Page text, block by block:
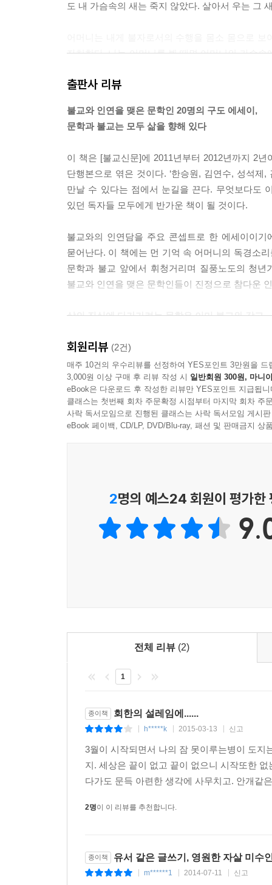
도 내 가슴속의 새는 죽지 않았다. 살아서 우는 그
자처한다. 나는 어머니를 뵐 때면 어머니의 가슴
알고 있지 못하다. 서울에서 부산까지 이르는 길
부산에 이를 수 없다는 사실을 안다는 것이다. ---
불교는 종교이며 철학이기 이전에 내가 괴로움에
다. 그뿐만이 아니다. 『반야심경』을 통해 마음
5
닦아 드리는데 이상한 기운이 다가왔다. 누군가
p.143
세상을 살아가면서 부딪치는 모든 만남과 헤어짐
는 성년이 된 후에야 비로소 깨우쳤지만 그때 그
다. --- p.198
신 교수는 초파일날 절에서 스님과 어른들 틈에
“어린 아이가 비빔밥 한 숟가락씩 어른들 입에 넣
웃음꽃이 피었죠. 아마 제 ‘마음속 절’도 그 시절부
출판사 리뷰
불교와 인연을 맺은 문학인 20명의 구도 에세이,
문학과 불교는 모두 삶을 향해 있다
이 책은 [불교신문]에 2011년부터 2012년까지 2
단행본으로 엮은 것이다. ‘한승원, 김연수, 성석
만날 수 있다는 점에서 눈길을 끈다. 무엇보다도
있던 독자들 모두에게 반가운 책이 될 것이다.
불교와의 인연담을 주요 콘셉트로 한 에세이이
묻어난다. 이 책에는 먼 기억 속 어머니의 독경소
문학과 불교 앞에서 휘청거리며 질풍노도의 청
불교와 인연을 맺은 문학인들이 진정으로 참다운
삶의 진실에 다가가려는 문학은 이미 불교와 같고
불교는 스스로 이해하고 깨우치는 종교이다. 즉,
묻는 사람들은 불교를 깊이 있게 알고자 했다. 특
같은 불교, 불교 같은 문학은 휘황찬란해서 손에
문학인들에게 진리에 맞닿은 미지의 세계인 것이다.
회원리뷰 (2건)
매주 10건의 우수리뷰를 선정하여 YES포인트 3만원을 드
3,000원 이상 구매 후 리뷰 작성 시 일반회원 300원, 마니
eBook은 다운로드 후 작성한 리뷰만 YES포인트 지급됩니
클래스는 첫번째 회차 주문확정 시점부터 마지막 회차 주
사락 독서모임으로 진행된 클래스는 사락 독서모임 게시
eBook 페이백, CD/LP, DVD/Blu-ray, 패션 및 판매금지 상
2명의 예스24 회원이 평가한
전체 리뷰 (2)
1
종이책 회한의 설레임에......
h*****k 2015-03-13 신고
3월이 시작되면서 나의 잠 못이루는병이 도지
지. 세상은 끝이 없고 끝이 없으니 시작또한
다가도 문득 아련한 생각에 사무치고. 안개같
2명이 이 리뷰를 추천합니다.
종이책 유서 같은 글쓰기, 영원한 자살 미수
m******1 2014-07-11 신고